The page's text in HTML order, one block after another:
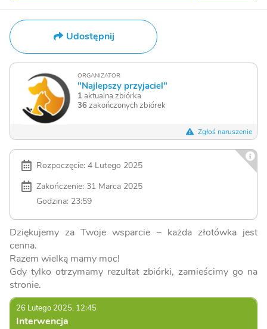
Udostępnij
ORGANIZATOR
"Najlepszy przyjaciel"
1aktualna zbiórka
36zakończonych zbiórek
Zgłoś naruszenie
Rozpoczęcie: 4 Lutego 2025
Zakończenie: 31 Marca 2025
Godzina: 23:59
Dziękujemy za Twoje wsparcie – każda złotówka jest
cenna.
Razem wielką mamy moc!
Gdy tylko otrzymamy rezultat zbiórki, zamieścimy go na
stronie.
26 Lutego 2025, 12:45
Interwencja